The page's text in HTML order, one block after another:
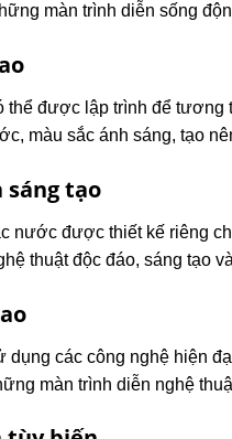
màn trình diễn sống
thể được lập trình để tương
màu sắc ánh sáng, tạo
sáng tạo
nước được thiết kế riêng
thuật độc đáo, sáng tạo
dụng các công nghệ hiện
màn trình diễn nghệ